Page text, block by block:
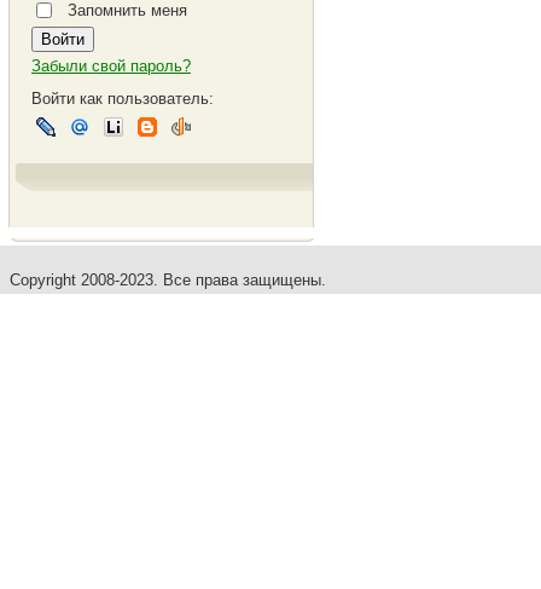
Запомнить меня
Забыли свой пароль?
Войти как пользователь:
Copyright 2008-2023. Все права защищены.